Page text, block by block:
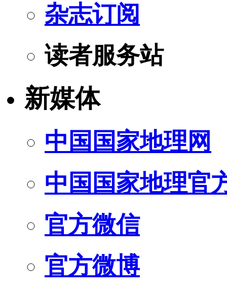
杂志订阅
读者服务站
新媒体
中国国家地理网
中国国家地理官
官方微信
官方微博